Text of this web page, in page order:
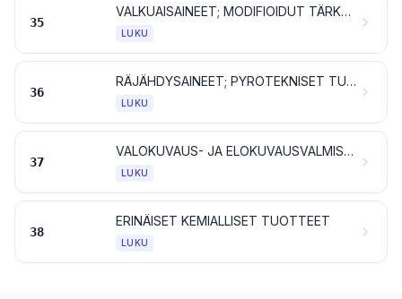
35
VALKUAISAINEET; MODIFIOIDUT TÄRKKELYKSET; LIIMAT JA LIISTERIT; ENTSYYMIT
LUKU
36
RÄJÄHDYSAINEET; PYROTEKNISET TUOTTEET; TULITIKUT; PYROFORISET SEOKSET; HELPOSTI SYTTYVÄT AINEET
LUKU
37
VALOKUVAUS- JA ELOKUVAUSVALMISTEET
LUKU
38
ERINÄISET KEMIALLISET TUOTTEET
LUKU